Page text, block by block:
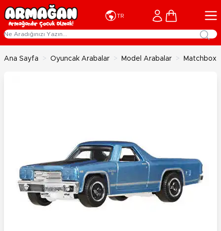
İçeriğe geç
TR Cart
Ana Sayfa > Oyuncak Arabalar > Model Arabalar > Matchbox